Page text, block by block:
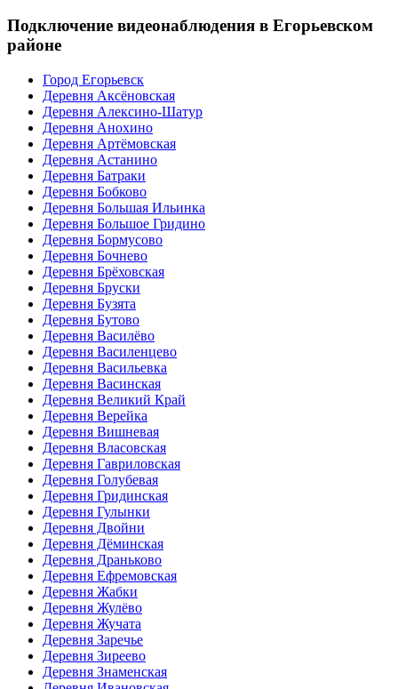
Подключение видеонаблюдения в Егорьевском
районе
Город Егорьевск
Деревня Аксёновская
Деревня Алексино-Шатур
Деревня Анохино
Деревня Артёмовская
Деревня Астанино
Деревня Батраки
Деревня Бобково
Деревня Большая Ильинка
Деревня Большое Гридино
Деревня Бормусово
Деревня Бочнево
Деревня Брёховская
Деревня Бруски
Деревня Бузята
Деревня Бутово
Деревня Василёво
Деревня Василенцево
Деревня Васильевка
Деревня Васинская
Деревня Великий Край
Деревня Верейка
Деревня Вишневая
Деревня Власовская
Деревня Гавриловская
Деревня Голубевая
Деревня Гридинская
Деревня Гулынки
Деревня Двойни
Деревня Дёминская
Деревня Драньково
Деревня Ефремовская
Деревня Жабки
Деревня Жулёво
Деревня Жучата
Деревня Заречье
Деревня Зиреево
Деревня Знаменская